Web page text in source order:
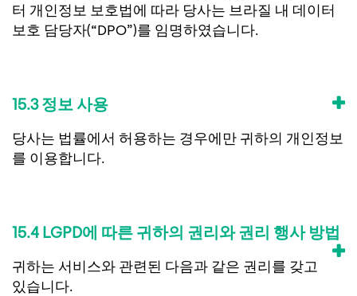
터 개인정보 보호법에 따라 당사는 브라질 내 데이터
보호 담당자(“DPO”)를 임명하였습니다.
15.3 정보 사용
당사는 법률에서 허용하는 경우에만 귀하의 개인정보
를 이용합니다.
15.4 LGPD에 따른 귀하의 권리와 권리 행사 방법
귀하는 서비스와 관련된 다음과 같은 권리를 갖고
있습니다.